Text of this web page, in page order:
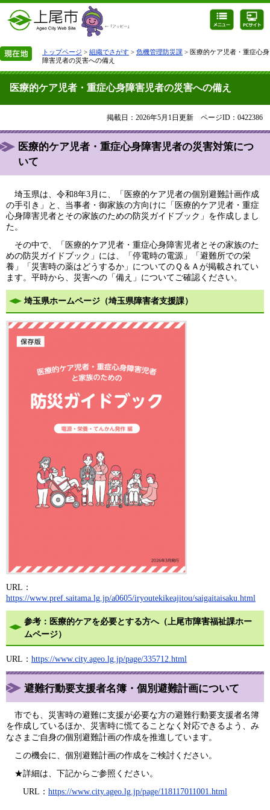
トップページ > 組織でさがす > 危機管理防災課 > 医療的ケア児者・重症心身
障害児者の災害への備え
医療的ケア児者・重症心身障害児者の災害への備え
掲載日：2026年5月1日更新 ページID：0422386
医療的ケア児者・重症心身障害児者の災害対策につ
いて
埼玉県は、令和8年3月に、「医療的ケア児者の個別避難計画作成
の手引き」と、当事者・御家族の方向けに「医療的ケア児者・重症
心身障害児者とその家族のための防災ガイドブック」を作成しまし
た。​
その中で、「医療的ケア児者・重症心身障害児者とその家族のた
めの防災ガイドブック」​には、「停電時の電源」「避難所での栄
養」「災害時の薬はどうするか」についてのＱ＆Ａが掲載されてい
ます。平時から、災害への「備え」についてご確認ください。
埼玉県ホームページ（埼玉県障害者支援課）
URL：
https://www.pref.saitama.lg.jp/a0605/iryoutekikeajitou/saigaitaisaku.html
参考：医療的ケアを必要とする方へ（上尾市障害福祉課ホー
ムページ）
URL： https://www.city.ageo.lg.jp/page/335712.html
避難行動要支援者名簿・個別避難計画について
市でも、災害時の避難に支援が必要な方の避難行動要支援者名簿
を作成しているほか
災害時に慌てることなく対応できるよう、み
なさまご自身の個別避難計画の作成を推進しています。
この機会に、個別避難計画の作成をご検討ください。
★詳細は、下記からご参照ください。
URL： https://www.city.ageo.lg.jp/page/118117011001.html